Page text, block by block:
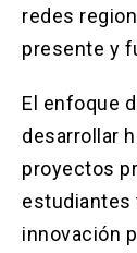
redes
presente y
El enfoque
desarrollar
proyectos
estudiantes
innovación